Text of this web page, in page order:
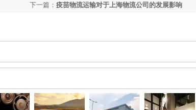
下一篇： 疫苗物流运输对于上海物流公司的发展影响